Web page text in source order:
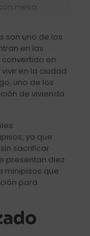
mesa
son uno de los
en las
convertido en
en la ciudad
uno de los
de vivienda
ya que
sacrificar
presentan diez
minipisos que
para